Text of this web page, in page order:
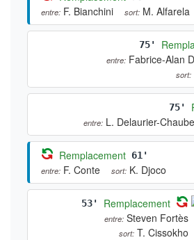
entre: F. Bianchini sort: M. Alfarela
75'
entre: Fabrice-Alan
sort:
75'
entre: L. Delaurier-
Remplacement 61'
entre: F. Conte sort: K. Djoco
53' Remplacement
entre: Steven Fortès
sort: T. Cissokho